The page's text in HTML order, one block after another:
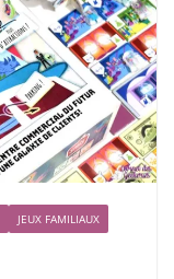
JEUX FAMILIAUX